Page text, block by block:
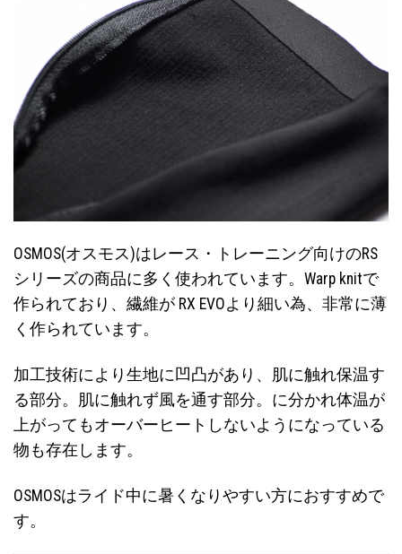
OSMOS(オスモス)はレース・トレーニング向けのRS
シリーズの商品に多く使われています。Warp knitで
作られており、繊維が RX EVOより細い為、非常に薄
く作られています。
加工技術により生地に凹凸があり、肌に触れ保温す
る部分。肌に触れず風を通す部分。に分かれ体温が
上がってもオーバーヒートしないようになっている
物も存在します。
OSMOSはライド中に暑くなりやすい方におすすめで
す。